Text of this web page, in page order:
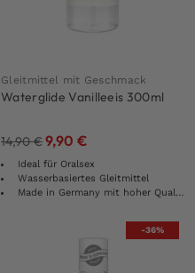
Gleitmittel mit Geschmack
Waterglide Vanilleeis 300ml
14,90€9,90 €
Ideal für Oralsex
Wasserbasiertes Gleitmittel
Made in Germany mit hoher Qualität
-36%